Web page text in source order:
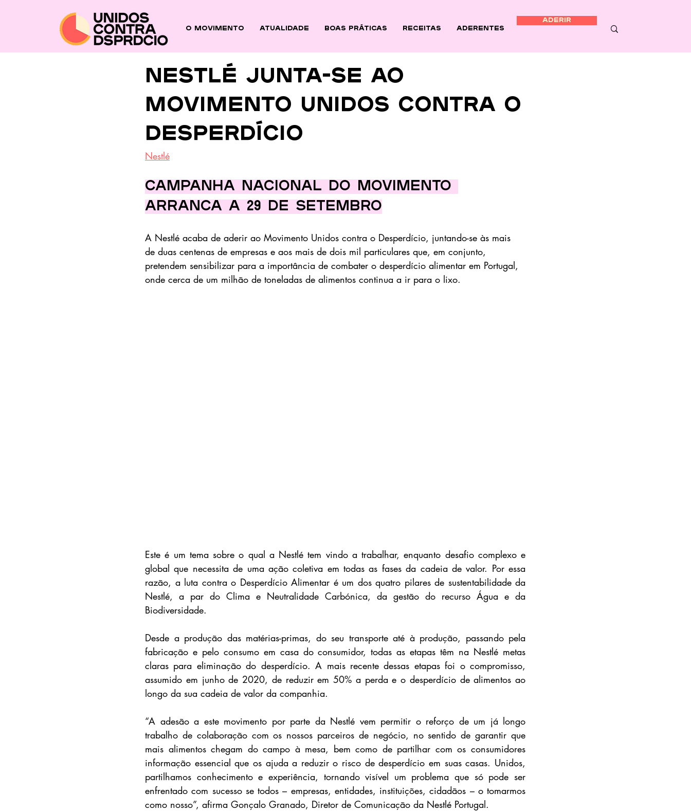
O Movimento ATUALIDADE BOAS PRÁTICAS Receitas Aderentes
ADERIR
Nestlé junta-se ao
Movimento Unidos Contra o
Desperdício
Nestlé
Campanha nacional do Movimento
arranca a 29 de setembro
A Nestlé acaba de aderir ao Movimento Unidos contra o Desperdício, juntando-se às mais
de duas centenas de empresas e aos mais de dois mil particulares que, em conjunto,
pretendem sensibilizar para a importância de combater o desperdício alimentar em Portugal,
onde cerca de um milhão de toneladas de alimentos continua a ir para o lixo.
Este é um tema sobre o qual a Nestlé tem vindo a trabalhar, enquanto desafio complexo e
global que necessita de uma ação coletiva em todas as fases da cadeia de valor. Por essa
razão, a luta contra o Desperdício Alimentar é um dos quatro pilares de sustentabilidade da
Nestlé, a par do Clima e Neutralidade Carbónica, da gestão do recurso Água e da
Biodiversidade.
Desde a produção das matérias-primas, do seu transporte até à produção, passando pela
fabricação e pelo consumo em casa do consumidor, todas as etapas têm na Nestlé metas
claras para eliminação do desperdício. A mais recente dessas etapas foi o compromisso,
assumido em junho de 2020, de reduzir em 50% a perda e o desperdício de alimentos ao
longo da sua cadeia de valor da companhia.
“A adesão a este movimento por parte da Nestlé vem permitir o reforço de um já longo
trabalho de colaboração com os nossos parceiros de negócio, no sentido de garantir que
mais alimentos chegam do campo à mesa, bem como de partilhar com os consumidores
informação essencial que os ajuda a reduzir o risco de desperdício em suas casas. Unidos,
partilhamos conhecimento e experiência, tornando visível um problema que só pode ser
enfrentado com sucesso se todos – empresas, entidades, instituições, cidadãos – o tomarmos
como nosso”, afirma Gonçalo Granado, Diretor de Comunicação da Nestlé Portugal.